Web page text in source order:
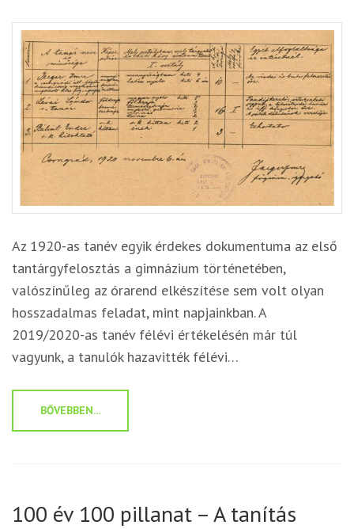
Az 1920-as tanév egyik érdekes dokumentuma az első
tantárgyfelosztás a gimnázium történetében,
valószínűleg az órarend elkészítése sem volt olyan
hosszadalmas feladat, mint napjainkban. A
2019/2020-as tanév félévi értékelésén már túl
vagyunk, a tanulók hazavitték félévi…
BŐVEBBEN...
100 év 100 pillanat – A tanítás